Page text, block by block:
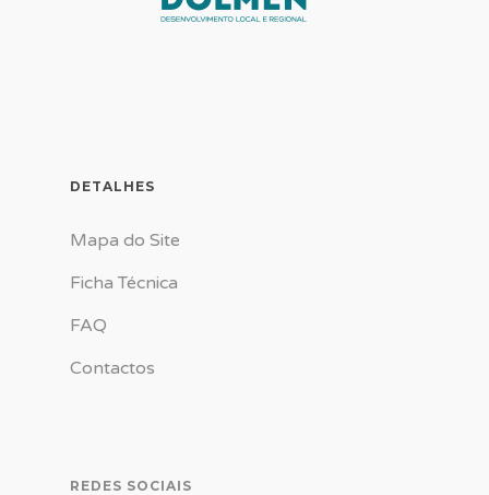
DETALHES
Mapa do Site
Ficha Técnica
FAQ
Contactos
REDES SOCIAIS